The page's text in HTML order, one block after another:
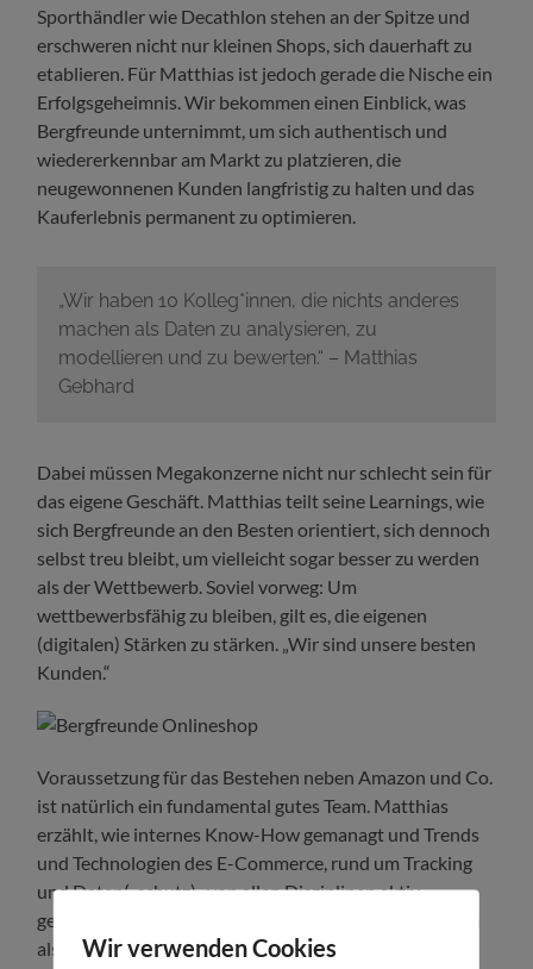
Sporthändler wie Decathlon stehen an der Spitze und
erschweren nicht nur kleinen Shops, sich dauerhaft zu
etablieren. Für Matthias ist jedoch gerade die Nische ein
Erfolgsgeheimnis. Wir bekommen einen Einblick, was
Bergfreunde unternimmt, um sich authentisch und
wiedererkennbar am Markt zu platzieren, die
neugewonnenen Kunden langfristig zu halten und das
Kauferlebnis permanent zu optimieren.
„Wir haben 10 Kolleg*innen, die nichts anderes
machen als Daten zu analysieren, zu
modellieren und zu bewerten.“ – Matthias
Gebhard
Dabei müssen Megakonzerne nicht nur schlecht sein für
das eigene Geschäft. Matthias teilt seine Learnings, wie
sich Bergfreunde an den Besten orientiert, sich dennoch
selbst treu bleibt, um vielleicht sogar besser zu werden
als der Wettbewerb. Soviel vorweg: Um
wettbewerbsfähig zu bleiben, gilt es, die eigenen
(digitalen) Stärken zu stärken. „Wir sind unsere besten
Kunden.“
Voraussetzung für das Bestehen neben Amazon und Co.
ist natürlich ein fundamental gutes Team. Matthias
erzählt, wie internes Know-How gemanagt und Trends
und Technologien des E-Commerce, rund um Tracking
und Daten(-schutz), von allen Disziplinen aktiv
gestaltet werden. „Innovationsfähigkeit muss man sich
als Unternehmen leisten können.“
Wir verwenden Cookies